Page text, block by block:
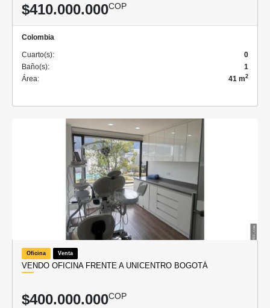
$410.000.000COP
Colombia
Cuarto(s):
0
Baño(s):
1
Área:
41 m2
Oficina Venta
VENDO OFICINA FRENTE A UNICENTRO BOGOTÁ
$400.000.000COP